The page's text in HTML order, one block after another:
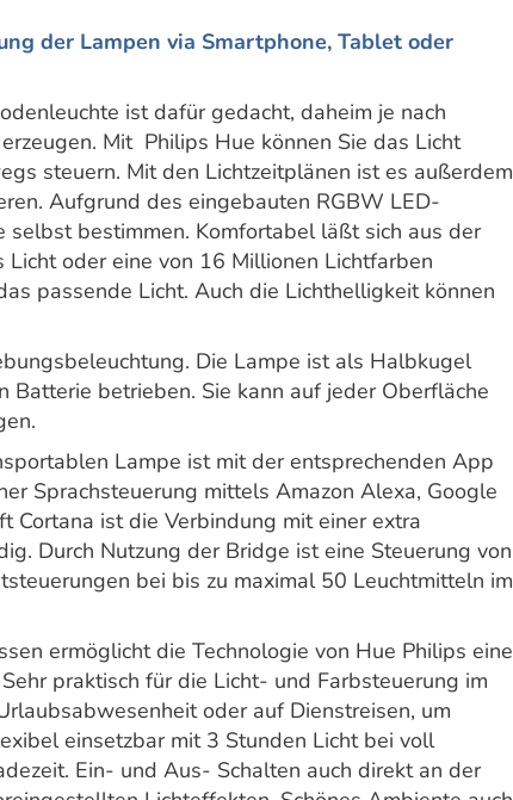
der Lampen via Smartphone, Tablet oder
ist dafür gedacht, daheim je nach
Mit Philips Hue können Sie das Licht
steuern. Mit den Lichtzeitplänen ist es außerdem
Aufgrund des eingebauten RGBW LED-
selbst bestimmen. Komfortabel läßt sich aus der
oder eine von 16 Millionen Lichtfarben
passende Licht. Auch die Lichthelligkeit können
Die Lampe ist als Halbkugel
betrieben. Sie kann auf jeder Oberfläche
Lampe ist mit der entsprechenden App
Sprachsteuerung mittels Amazon Alexa, Google
Cortana ist die Verbindung mit einer extra
Durch Nutzung der Bridge ist eine Steuerung von
bei bis zu maximal 50 Leuchtmitteln im
ermöglicht die Technologie von Hue Philips eine
praktisch für die Licht- und Farbsteuerung im
oder auf Dienstreisen, um
einsetzbar mit 3 Stunden Licht bei voll
Ein- und Aus- Schalten auch direkt an der